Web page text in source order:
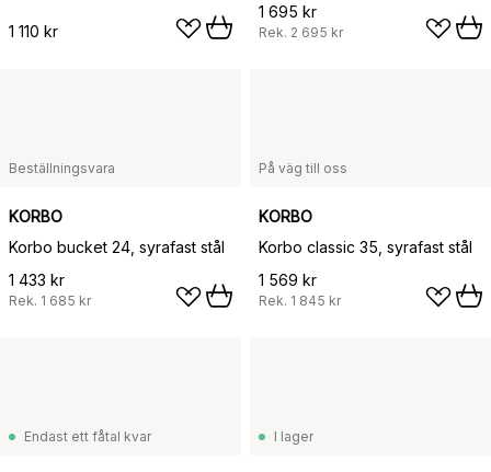
1 110 kr
1 695 kr
Rek. 2 695 kr
Beställningsvara
KORBO
Korbo bucket 24, syrafast stål
1 433 kr
Rek. 1 685 kr
På väg till oss
KORBO
Korbo classic 35, syrafast stål
1 569 kr
Rek. 1 845 kr
Endast ett fåtal kvar I lager